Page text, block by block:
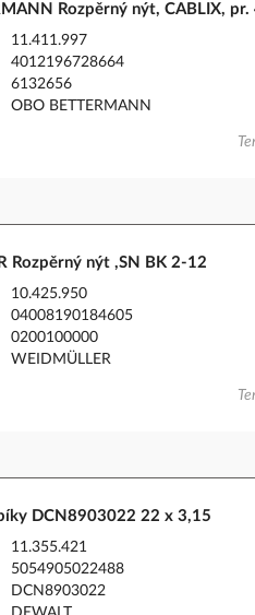
Rozpěrný nýt, CABLIX,
11.411.997
4012196728664
6132656
OBO BETTERMANN
Rozpěrný nýt ,SN BK 2-12
10.425.950
04008190184605
0200100000
WEIDMÜLLER
DCN8903022 22 x 3,15
11.355.421
5054905022488
DCN8903022